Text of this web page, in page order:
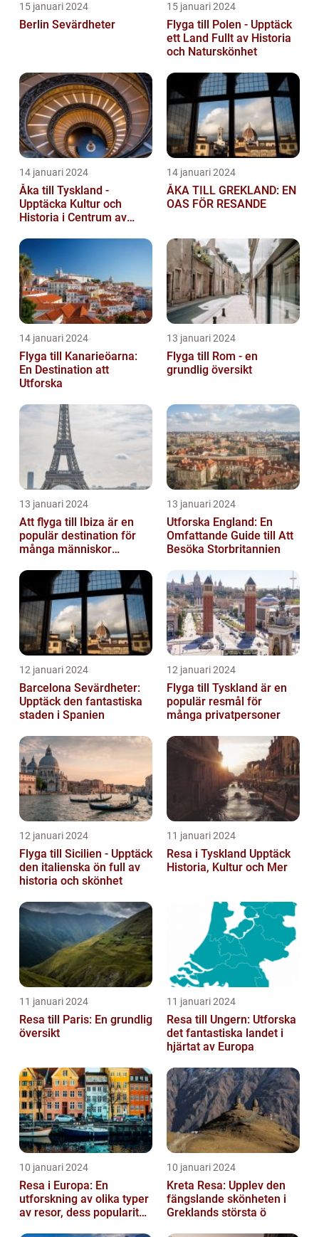
15 januari 2024
Berlin Sevärdheter
15 januari 2024
Flyga till Polen - Upptäck
ett Land Fullt av Historia
och Naturskönhet
14 januari 2024
Åka till Tyskland -
Upptäcka Kultur och
Historia i Centrum av
14 januari 2024
ÅKA TILL GREKLAND: EN
OAS FÖR RESANDE
14 januari 2024
Flyga till Kanarieöarna:
En Destination att
Utforska
13 januari 2024
Flyga till Rom - en
grundlig översikt
13 januari 2024
Att flyga till Ibiza är en
populär destination för
många människor
13 januari 2024
Utforska England: En
Omfattande Guide till Att
Besöka Storbritannien
12 januari 2024
Barcelona Sevärdheter:
Upptäck den fantastiska
staden i Spanien
12 januari 2024
Flyga till Tyskland är en
populär resmål för
många privatpersoner
12 januari 2024
Flyga till Sicilien - Upptäck
den italienska ön full av
historia och skönhet
11 januari 2024
Resa i Tyskland Upptäck
Historia, Kultur och Mer
11 januari 2024
Resa till Paris: En grundlig
översikt
11 januari 2024
Resa till Ungern: Utforska
det fantastiska landet i
hjärtat av Europa
10 januari 2024
Resa i Europa: En
utforskning av olika typer
av resor, dess popularitet
10 januari 2024
Kreta Resa: Upplev den
fängslande skönheten i
Greklands största ö